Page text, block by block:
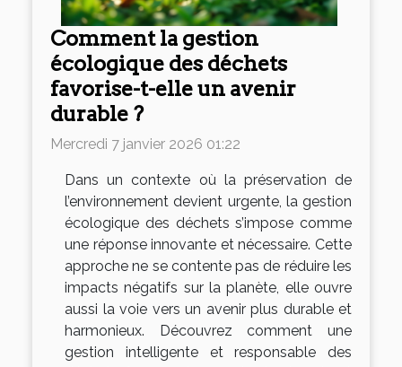
Comment la gestion
écologique des déchets
favorise-t-elle un avenir
durable ?
Mercredi 7 janvier 2026 01:22
Dans un contexte où la préservation de
l’environnement devient urgente, la gestion
écologique des déchets s’impose comme
une réponse innovante et nécessaire. Cette
approche ne se contente pas de réduire les
impacts négatifs sur la planète, elle ouvre
aussi la voie vers un avenir plus durable et
harmonieux. Découvrez comment une
gestion intelligente et responsable des